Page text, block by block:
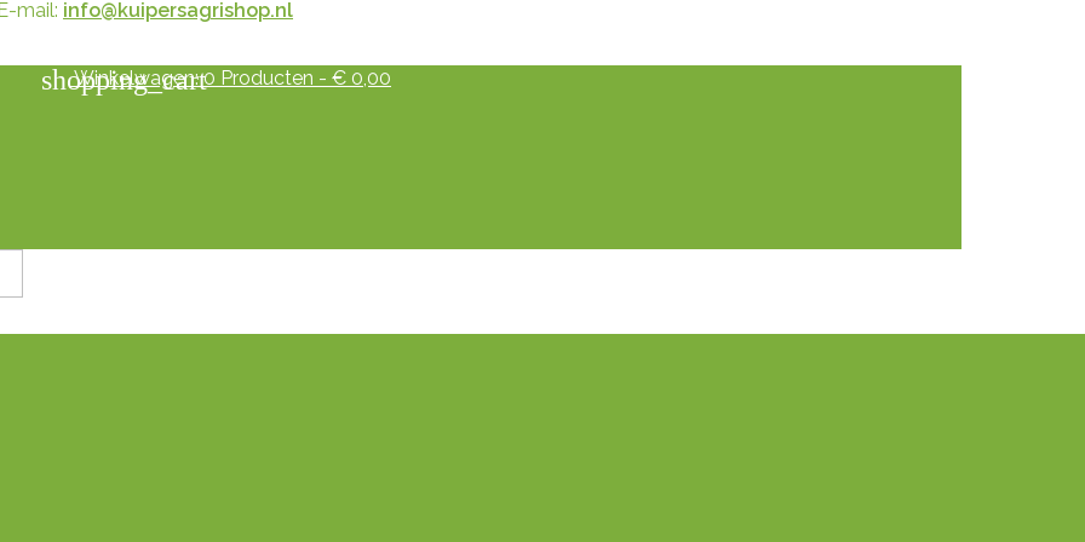
mail: info@kuipersagrishop.nl
shopping_cart
Winkelwagen: 0 Producten - € 0,00